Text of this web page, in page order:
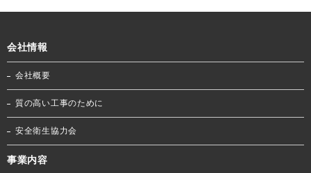
会社情報
会社概要
質の高い工事のために
安全衛生協力会
事業内容